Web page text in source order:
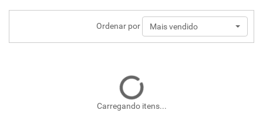
Ordenar por Mais vendido
Carregando itens...